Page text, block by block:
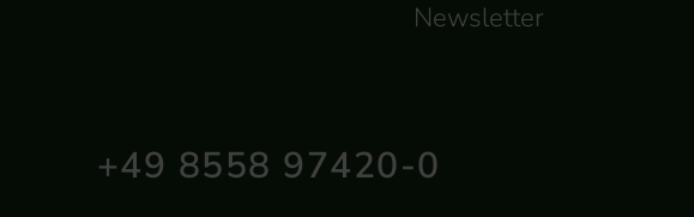
+49 8558 97420-0
Newsletter